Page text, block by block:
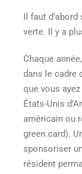
Il faut
verte. Il y a
Chaque
dans le cadre
que vous
États-Unis
américain ou
green card).
sponsoriser
résident